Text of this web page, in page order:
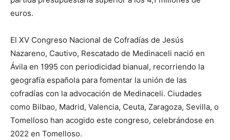
euros.
El XV Congreso Nacional de Cofradías de Jesús
Nazareno, Cautivo, Rescatado de Medinaceli nació en
Ávila en 1995 con periodicidad bianual, recorriendo la
geografía española para fomentar la unión de las
cofradías con la advocación de Medinaceli. Ciudades
como Bilbao, Madrid, Valencia, Ceuta, Zaragoza, Sevilla, o
Tomelloso han acogido este congreso, celebrándose en
2022 en Tomelloso.